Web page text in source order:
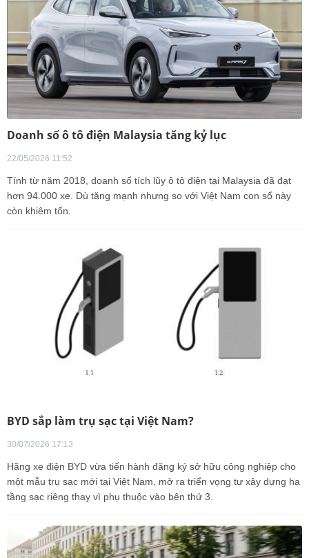
Doanh số ô tô điện Malaysia tăng kỷ lục
22/05/2026 11:52
Tính từ năm 2018, doanh số tích lũy ô tô điện tại Malaysia đã đạt
hơn 94.000 xe. Dù tăng mạnh nhưng so với Việt Nam con số này
còn khiêm tốn.
BYD sắp làm trụ sạc tại Việt Nam?
30/07/2026 17:13
Hãng xe điện BYD vừa tiến hành đăng ký sở hữu công nghiệp cho
một mẫu trụ sạc mới tại Việt Nam, mở ra triển vọng tự xây dựng hạ
tầng sạc riêng thay vì phụ thuộc vào bên thứ 3.